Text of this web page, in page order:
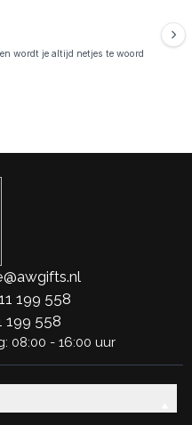
wordt je altijd netjes te woord
199 558
199 558
08:00 - 16:00 uur